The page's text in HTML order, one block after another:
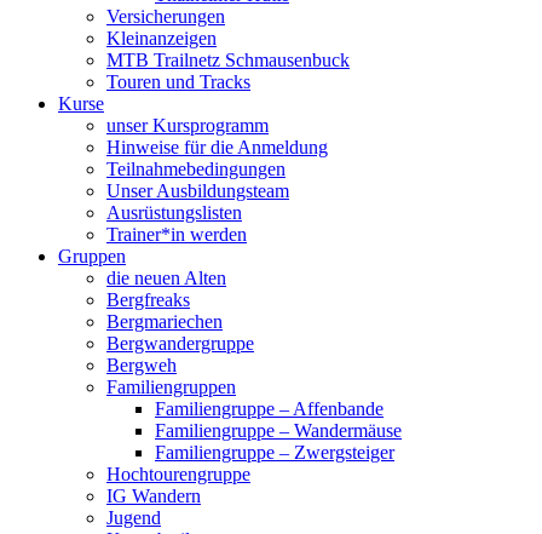
Versicherungen
Kleinanzeigen
MTB Trailnetz Schmausenbuck
Touren und Tracks
Kurse
unser Kursprogramm
Hinweise für die Anmeldung
Teilnahmebedingungen
Unser Ausbildungsteam
Ausrüstungslisten
Trainer*in werden
Gruppen
die neuen Alten
Bergfreaks
Bergmariechen
Bergwandergruppe
Bergweh
Familiengruppen
Familiengruppe – Affenbande
Familiengruppe – Wandermäuse
Familiengruppe – Zwergsteiger
Hochtourengruppe
IG Wandern
Jugend